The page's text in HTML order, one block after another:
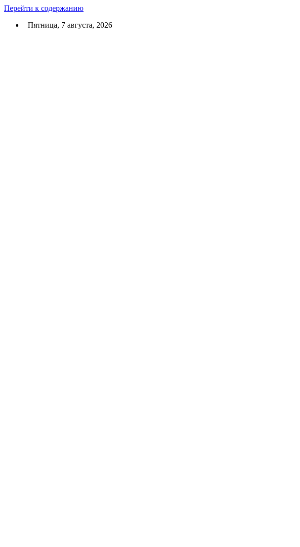
Перейти к содержанию
Пятница, 7 августа, 2026